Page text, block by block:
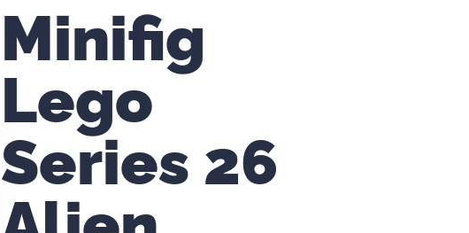
Minifig
Lego
Series 26